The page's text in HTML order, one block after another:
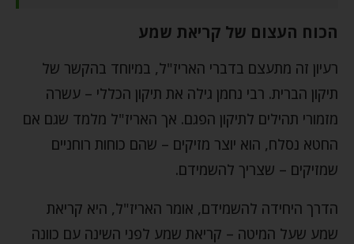
הכוח העצום של קריאת שמע
רעיון זה מתעצם בדברי האריז"ל, במיוחד בהקשר של
תיקון הברית. רבי נחמן גילה את תיקון הכללי – עשרה
מזמורי תהילים לתיקון הפגם. אך האריז"ל מלמד שגם אם
החטא נסלח, הוא יוצר מזיקים – שהם כוחות רוחניים
שמזיקים – שצריך להשמידם.
הדרך היחידה להשמידם, אומר האריז"ל, היא קריאת
שמע שעל המיטה – קריאת שמע לפני השינה עם כוונה